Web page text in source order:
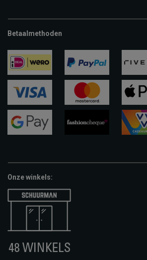
Betaalmethoden
ideal paypal riverty
visa
apple-
pay
Onze winkels: